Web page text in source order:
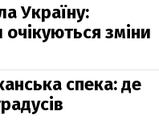
Україну:
зміни
спека: де